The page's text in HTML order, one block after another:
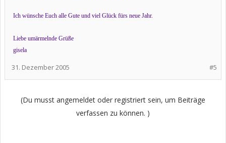
Ich wünsche Euch alle Gute und viel Glück fürs neue Jahr.
Liebe umärmelnde Grüße
gisela
#5
31. Dezember 2005
(Du musst angemeldet oder registriert sein, um Beiträge
verfassen zu können. )